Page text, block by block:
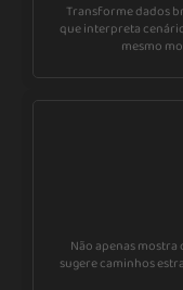
Transforme dados
que interpreta
mesmo
Não apenas
sugere caminhos